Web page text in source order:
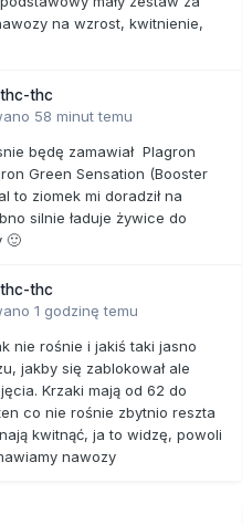
na wzrost, kwitnienie,
thc-thc
58 minut temu
będę zamawiał Plagron
Green Sensation (Booster
to ziomek mi doradził na
silnie ładuje żywice do
🙂
thc-thc
1 godzinę temu
nie rośnie i jakiś taki jasno
jakby się zablokował ale
Krzaki mają od 62 do
co nie rośnie zbytnio reszta
kwitnąć, ja to widzę, powoli
nawozy